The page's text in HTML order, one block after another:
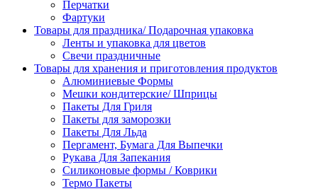
Перчатки
Фартуки
Товары для праздника/ Подарочная упаковка
Ленты и упаковка для цветов
Свечи праздничные
Товары для хранения и приготовления продуктов
Алюминиевые Формы
Мешки кондитерские/ Шприцы
Пакеты Для Гриля
Пакеты для заморозки
Пакеты Для Льда
Пергамент, Бумага Для Выпечки
Рукава Для Запекания
Силиконовые формы / Коврики
Термо Пакеты